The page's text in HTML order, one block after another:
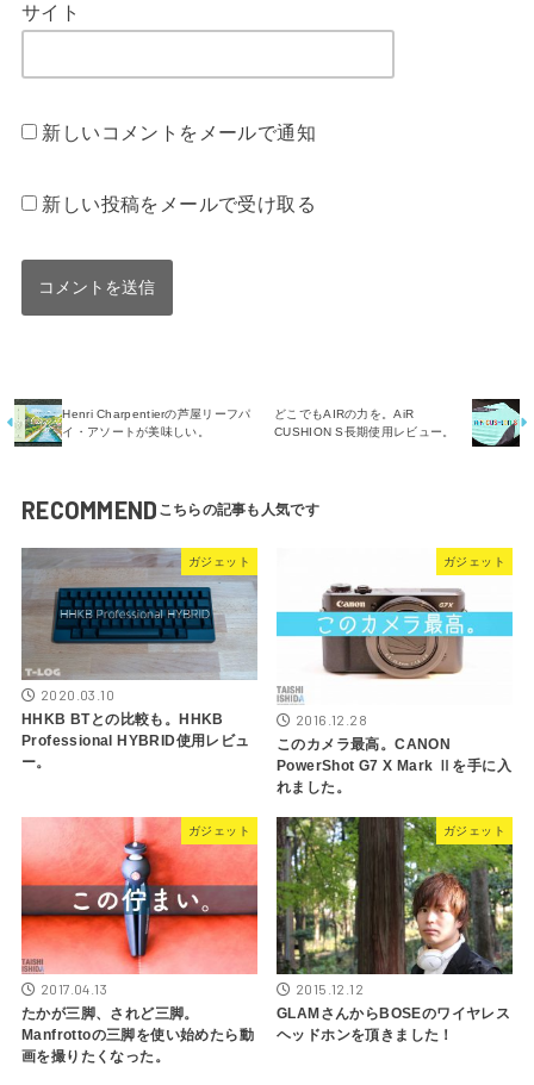
サイト
新しいコメントをメールで通知
新しい投稿をメールで受け取る
Henri Charpentierの芦屋リーフパ
イ・アソートが美味しい。
どこでもAIRの力を。AiR
CUSHION S長期使用レビュー。
RECOMMEND
ガジェット
2020.03.10
HHKB BTとの比較も。HHKB
Professional HYBRID使用レビュ
ー。
ガジェット
2016.12.28
このカメラ最高。CANON
PowerShot G7 X Mark Ⅱを手に入
れました。
ガジェット
2017.04.13
たかが三脚、されど三脚。
Manfrottoの三脚を使い始めたら動
画を撮りたくなった。
ガジェット
2015.12.12
GLAMさんからBOSEのワイヤレス
ヘッドホンを頂きました！